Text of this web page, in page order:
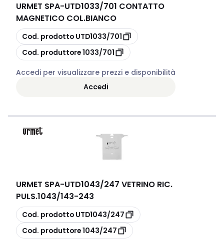
URMET SPA-UTD1033/701 CONTATTO
MAGNETICO COL.BIANCO
copia
Cod. prodotto UTD1033/701
copia
Cod. produttore1033/701
Accedi per visualizzare prezzi e disponibilità
Accedi
URMET SPA-UTD1043/247 VETRINO RIC.
PULS.1043/143-243
copia
Cod. prodotto UTD1043/247
copia
Cod. produttore1043/247